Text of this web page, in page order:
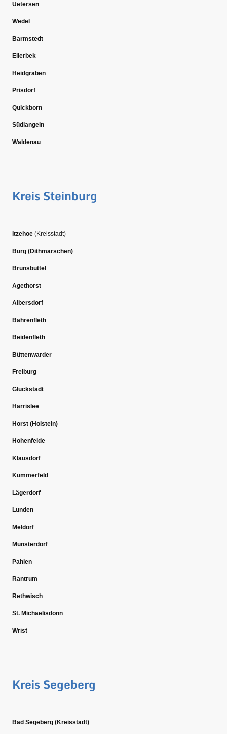
Uetersen
Wedel
Barmstedt
Ellerbek
Heidgraben
Prisdorf
Quickborn
Südlangeln
Waldenau
Kreis Steinburg
Itzehoe (Kreisstadt)
Burg (Dithmarschen)
Brunsbüttel
Agethorst
Albersdorf
Bahrenfleth
Beidenfleth
Büttenwarder
Freiburg
Glückstadt
Harrislee
Horst (Holstein)
Hohenfelde
Klausdorf
Kummerfeld
Lägerdorf
Lunden
Meldorf
Münsterdorf
Pahlen
Rantrum
Rethwisch
St. Michaelisdonn
Wrist
Kreis Segeberg
Bad Segeberg (Kreisstadt)